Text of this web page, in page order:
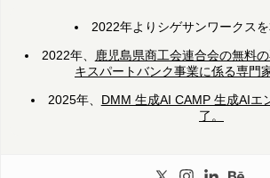
2022年よりシゲサンワークスを
2022年、
鹿児島県商工会連合会の無料
キスパートバンク事業に係る専門
2025年、 DMM 生成AI CAMP 生成AIエ
了。